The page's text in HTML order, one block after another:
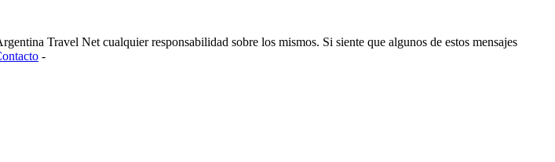
Travel Net cualquier responsabilidad sobre los mismos. Si siente que algunos de estos mensajes
-